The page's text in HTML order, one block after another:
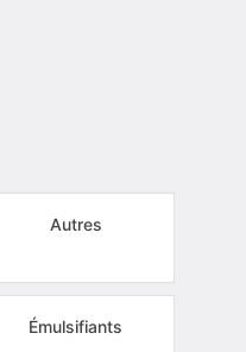
Autres
Émulsifiants